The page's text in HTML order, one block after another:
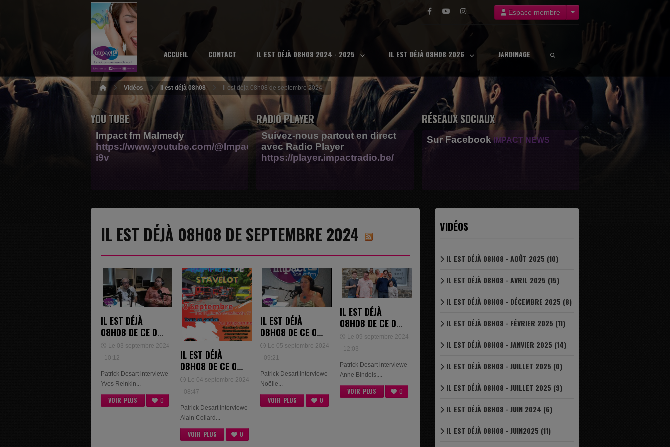
Espace membre
ACCUEIL CONTACT IL EST DÉJÀ 08H08 2024 - 2025 IL EST DÉJÀ 08H08 2026 JARDINAGE
Vidéos Il est déjà 08h08 Il est déjà 08h08 de septembre 2024
YOU TUBE
Impact fm Malmedy
https://www.youtube.com/@Impactfm-
i9v
RADIO PLAYER
Suivez-nous partout en direct
avec Radio Player
https://player.impactradio.be/
RÉSEAUX SOCIAUX
Sur Facebook IMPACT NEWS
IL EST DÉJÀ 08H08 DE SEPTEMBRE 2024
IL EST DÉJÀ
08H08 DE CE 03
SEPTEMBRE
2024 - YVES
ARNAUD BARTH
Le 03 septembre 2024
- 10:12
Patrick Desart interviewe
Yves Reinkin...
VOIR PLUS 0
IL EST DÉJÀ
08H08 DE CE 04
SEPTEMBRE
2024 - ALAIN
Le 04 septembre 2024
- 08:47
Patrick Desart interviewe
Alain Collard...
VOIR PLUS 0
IL EST DÉJÀ
08H08 DE CE 05
SEPTEMBRE
2024 - NOËLLE
Le 05 septembre 2024
- 09:21
Patrick Desart interviewe
Noëlle...
VOIR PLUS 0
IL EST DÉJÀ
08H08 DE CE 09
SEPTEMBRE
2024 - ANNE
MAISON
SPERENZA
Le 09 septembre 2024
- 12:03
Patrick Desart interviewe
Anne Bindels,...
VOIR PLUS 0
VIDÉOS
IL EST DÉJÀ 08H08 - AOÛT 2025 (10)
IL EST DÉJÀ 08H08 - AVRIL 2025 (15)
IL EST DÉJÀ 08H08 - DÉCEMBRE 2025 (8)
IL EST DÉJÀ 08H08 - FÉVRIER 2025 (11)
IL EST DÉJÀ 08H08 - JANVIER 2025 (14)
IL EST DÉJÀ 08H08 - JUILLET 2025 (0)
IL EST DÉJÀ 08H08 - JUILLET 2025 (9)
IL EST DÉJÀ 08H08 - JUIN 2024 (6)
IL EST DÉJÀ 08H08 - JUIN2025 (11)